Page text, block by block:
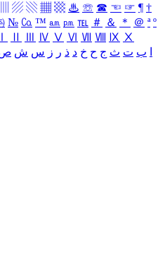
▨ ▧ ▦ ▩ ♨ ☏ ☎ ☜ ☞ ¶ †
№ ㏇ ™ ㏂ ㏘ ℡ ＃ ＆ ＊ ＠ ª º
Ⅳ Ⅴ Ⅵ Ⅶ Ⅷ Ⅸ Ⅹ
ب ت ث ج ح خ د ذ ر ز س ش